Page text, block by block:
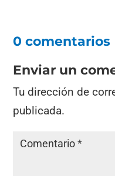
0 comentarios
Enviar un
Tu dirección de
publicada.